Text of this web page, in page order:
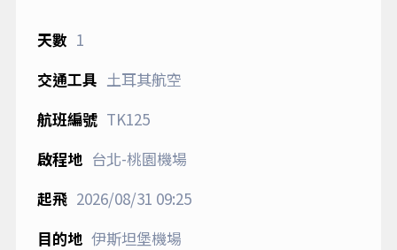
1
土耳其航空
TK125
台北-桃園機場
2026/08/31 09:25
伊斯坦堡機場